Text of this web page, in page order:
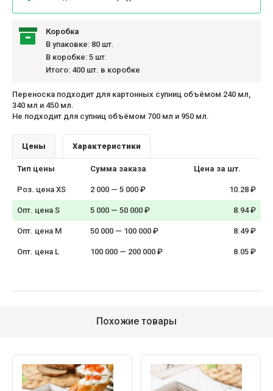
Коробка
В упаковке: 80 шт.
В коробке: 5 шт.
Итого: 400 шт. в коробке
Переноска подходит для картонных супниц объёмом 240 мл,
340 мл и 450 мл.
Не подходит для супниц объёмом 700 мл и 950 мл.
Цены Характеристики
Тип цены Сумма заказа Цена за шт.
Роз. цена XS 2 000 — 5 000 ₽ 10.28 ₽
Опт. цена S 5 000 — 50 000 ₽ 8.94 ₽
Опт. цена M 50 000 — 100 000 ₽ 8.49 ₽
Опт. цена L 100 000 — 200 000 ₽ 8.05 ₽
Похожие товары